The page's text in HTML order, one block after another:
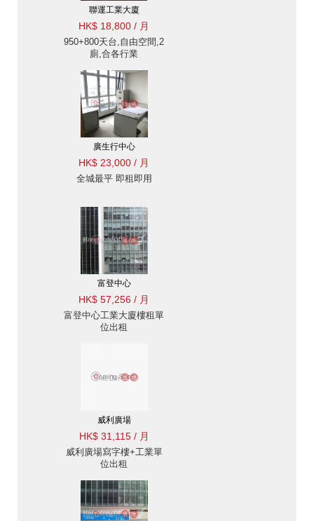
聯運工業大廈
HK$ 18,800 / 月
950+800天台,自由空間,2
廁,合各行業
廣生行中心
HK$ 23,000 / 月
全城最平 即租即用
富登中心
HK$ 57,256 / 月
富登中心工業大廈樓租單
位出租
威利廣場
HK$ 31,115 / 月
威利廣場寫字樓+工業單
位出租